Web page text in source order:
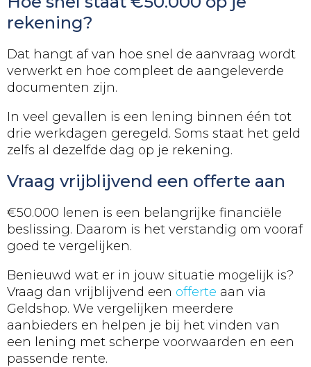
rekening?
Dat hangt af van hoe snel de aanvraag wordt
verwerkt en hoe compleet de aangeleverde
documenten zijn.
In veel gevallen is een lening binnen één tot
drie werkdagen geregeld. Soms staat het geld
zelfs al dezelfde dag op je rekening.
Vraag vrijblijvend een offerte aan
€50.000 lenen is een belangrijke financiële
beslissing. Daarom is het verstandig om vooraf
goed te vergelijken.
Benieuwd wat er in jouw situatie mogelijk is?
Vraag dan vrijblijvend een offerte aan via
Geldshop. We vergelijken meerdere
aanbieders en helpen je bij het vinden van
een lening met scherpe voorwaarden en een
passende rente.